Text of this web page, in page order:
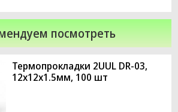
посмотреть
Термопрокладки 2UUL DR-03,
12x12x1.5мм, 100 шт